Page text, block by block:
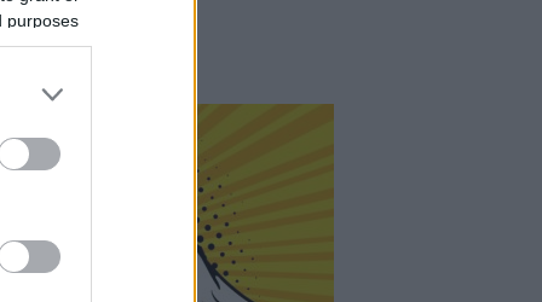
purposes